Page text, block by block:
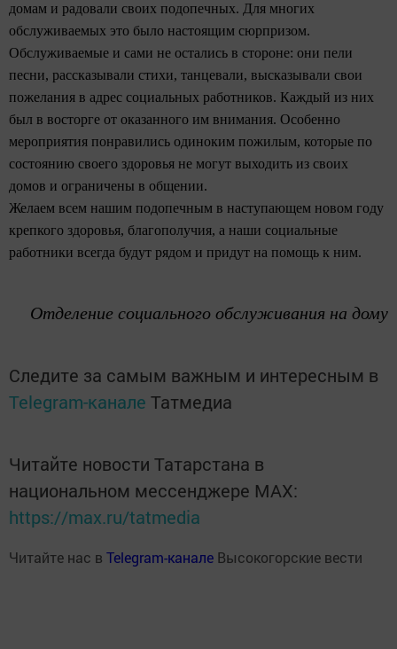
домам и радовали своих подопечных. Для многих
обслуживаемых это было настоящим сюрпризом.
Обслуживаемые и сами не остались в стороне: они пели
песни, рассказывали стихи, танцевали, высказывали свои
пожелания в адрес социальных работников. Каждый из них
был в восторге от оказанного им внимания. Особенно
мероприятия понравились одиноким пожилым, которые по
состоянию своего здоровья не могут выходить из своих
домов и ограничены в общении.
Желаем всем нашим подопечным в наступающем новом году
крепкого здоровья, благополучия, а наши социальные
работники всегда будут рядом и придут на помощь к ним.
Отделение социального обслуживания на дому
Следите за самым важным и интересным в
Telegram-канале Татмедиа
Читайте новости Татарстана в
национальном мессенджере MАХ:
https://max.ru/tatmedia
Читайте нас в Telegram-канале Высокогорские вести